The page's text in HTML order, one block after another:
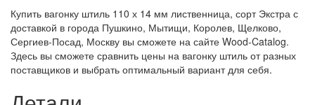
Купить вагонку штиль 110 х 14 мм лиственница, сорт Экстра с
доставкой в города Пушкино, Мытищи, Королев, Щелково,
Сергиев-Посад, Москву вы сможете на сайте Wood-Catalog.
Здесь вы сможете сравнить цены на вагонку штиль от разных
поставщиков и выбрать оптимальный вариант для себя.